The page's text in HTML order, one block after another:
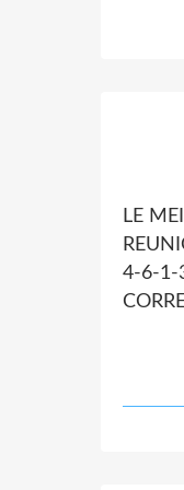
LE
4-6-1-